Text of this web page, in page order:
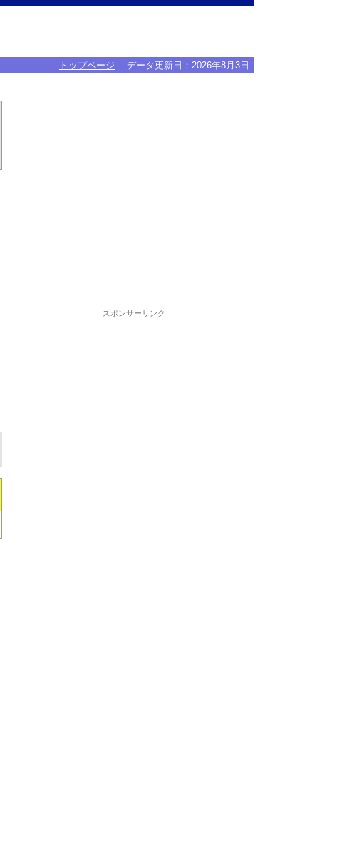
トップページ データ更新日： 2026年8月3日
スポンサーリンク